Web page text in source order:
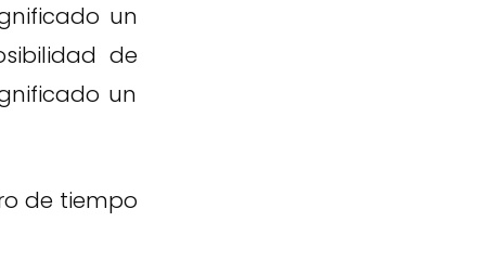
un
de
un
de tiempo